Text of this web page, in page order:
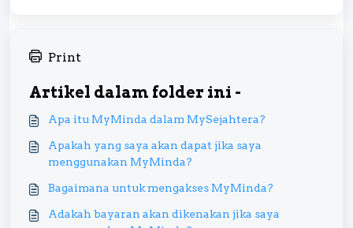
Print
Artikel dalam folder ini -
Apa itu MyMinda dalam MySejahtera?
Apakah yang saya akan dapat jika saya
menggunakan MyMinda?
Bagaimana untuk mengakses MyMinda?
Adakah bayaran akan dikenakan jika saya